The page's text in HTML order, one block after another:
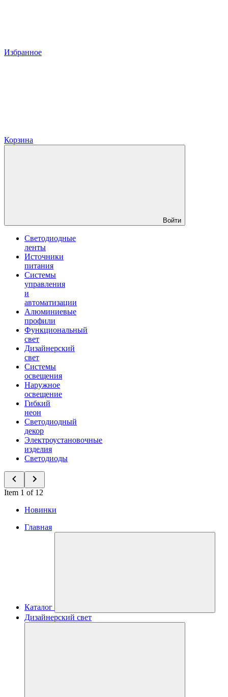
Избранное
Корзина
Войти
Светодиодные
ленты
Источники
питания
Системы
управления
и
автоматизации
Алюминиевые
профили
Функциональный
свет
Дизайнерский
свет
Системы
освещения
Наружное
освещение
Гибкий
неон
Светодиодный
декор
Электроустановочные
изделия
Светодиоды
Item 1 of 12
Новинки
Главная
Каталог
Дизайнерский свет